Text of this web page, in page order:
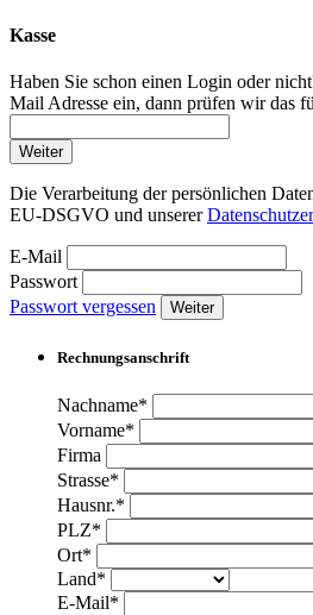
Kasse
Haben Sie schon einen Login oder
Mail Adresse ein, dann prüfen wir das
Weiter
Die Verarbeitung der persönlichen
EU-DSGVO und unserer
E-Mail
Passwort
Passwort vergessen
Weiter
Rechnungsanschrift
Nachname*
Vorname*
Firma
Strasse*
Hausnr.*
PLZ*
Ort*
Land*
E-Mail*